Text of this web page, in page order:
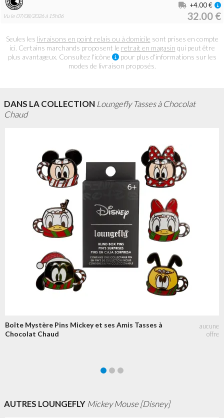
Vu le 07/08/2026 à 15h06 32.00 €
+4.00 €
Seules les livraisons en point relais ou à domicile sont prises en compte
ici. Certains marchands proposent le retrait en magasin qui peut être
plus avantageux. Consultez l'icône
pour plus d'informations sur les
modes de livraison proposés.
DANS LA COLLECTION Loungefly Tasses à Chocolat
Chaud
Boîte Mystère Pins Mickey et ses Amis Tasses à
Chocolat Chaud
AUTRES LOUNGEFLYMickey Mouse [Disney]